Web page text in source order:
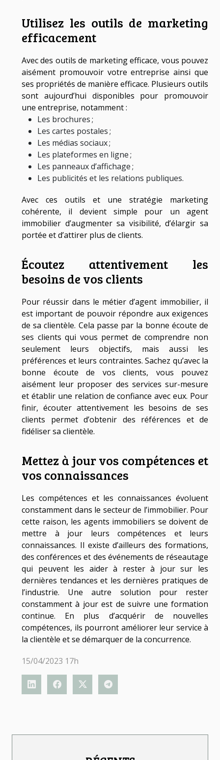
Utilisez les outils de marketing
efficacement
Avec des outils de marketing efficace, vous pouvez
aisément promouvoir votre entreprise ainsi que
ses propriétés de manière efficace. Plusieurs outils
sont aujourd’hui disponibles pour promouvoir
une entreprise, notamment :
Les brochures ;
Les cartes postales ;
Les médias sociaux ;
Les plateformes en ligne ;
Les panneaux d’affichage ;
Les publicités et les relations publiques.
Avec ces outils et une stratégie marketing
cohérente, il devient simple pour un agent
immobilier d’augmenter sa visibilité, d’élargir sa
portée et d’attirer plus de clients.
Écoutez attentivement les
besoins de vos clients
Pour réussir dans le métier d’agent immobilier, il
est important de pouvoir répondre aux exigences
de sa clientèle. Cela passe par la bonne écoute de
ses clients qui vous permet de comprendre non
seulement leurs objectifs, mais aussi les
préférences et leurs contraintes. Sachez qu’avec la
bonne écoute de vos clients, vous pouvez
aisément leur proposer des services sur-mesure
et établir une relation de confiance avec eux. Pour
finir, écouter attentivement les besoins de ses
clients permet d’obtenir des références et de
fidéliser sa clientèle.
Mettez à jour vos compétences et
vos connaissances
Les compétences et les connaissances évoluent
constamment dans le secteur de l’immobilier. Pour
cette raison, les agents immobiliers se doivent de
mettre à jour leurs compétences et leurs
connaissances. Il existe d’ailleurs des formations,
des conférences et des événements de réseautage
qui peuvent les aider à rester à jour sur les
dernières tendances et les dernières pratiques de
l’industrie. Une autre solution pour rester
constamment à jour est de suivre une formation
continue. En plus d’acquérir de nouvelles
compétences, ils pourront améliorer leur service à
la clientèle et se démarquer de la concurrence.
15/04/2023 17h